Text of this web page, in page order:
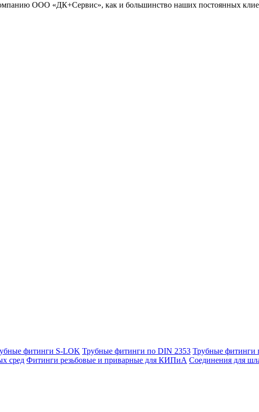
ООО «ДК+Сервис», как и большинство наших постоянных
фитинги S-LOK Трубные фитинги по DIN 2353 Трубные фитинги
сред Фитинги резьбовые и приварные для КИПиА Соединения для